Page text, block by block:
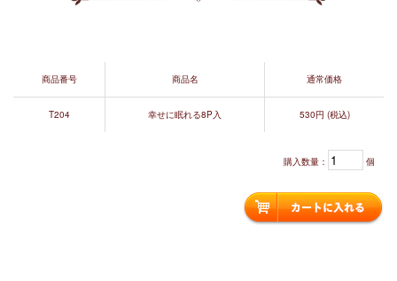
商品番号 商品名 通常価格
T204 幸せに眠れる8P入 530円 (税込)
購入数量： 個